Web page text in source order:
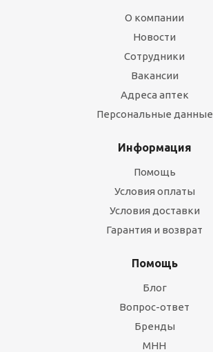
О компании
Новости
Сотрудники
Вакансии
Адреса аптек
Персональные данные
Информация
Помощь
Условия оплаты
Условия доставки
Гарантия и возврат
Помощь
Блог
Вопрос-ответ
Бренды
МНН